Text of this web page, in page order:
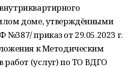
доме, утверждёнными
приказ от 29.05.2023 г.
к Методическим
работ (услуг) по ТО ВДГО